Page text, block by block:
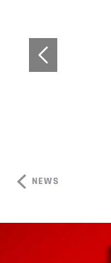
NEWS